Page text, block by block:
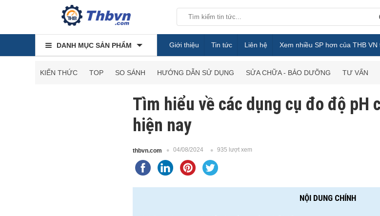
DANH MỤC SẢN PHẨM Giới thiệu Tin tức Liên hệ Xem nhiều SP hơn của THB VN
KIẾN THỨC TOP SO SÁNH HƯỚNG DẪN SỬ DỤNG SỬA CHỮA - BẢO DƯỠNG TƯ VẤN
Tìm hiểu về các dụng cụ đo độ pH
hiện nay
thbvn.com 04/08/2024 935 lượt xem
NỘI DUNG CHÍNH